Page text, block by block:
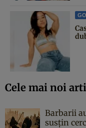
Cele mai noi
Barbarii
susțin